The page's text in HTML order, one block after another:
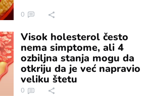
0
Visok holesterol često
nema simptome, ali 4
ozbiljna stanja mogu da
otkriju da je već napravio
veliku štetu
0